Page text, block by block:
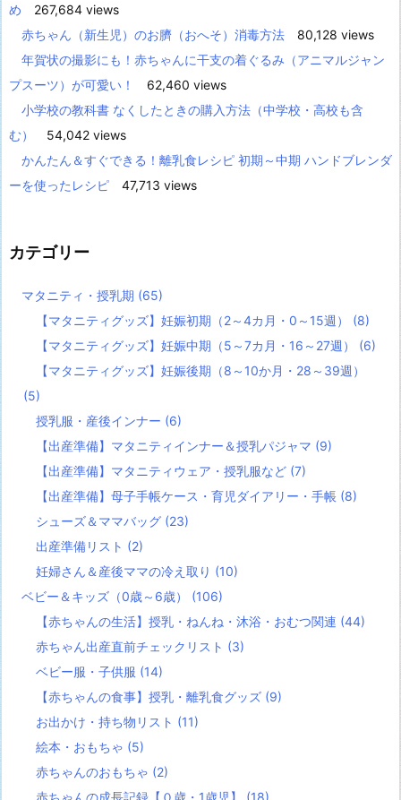
め
267,684 views
赤ちゃん（新生児）のお臍（おへそ）消毒方法
80,128 views
年賀状の撮影にも！赤ちゃんに干支の着ぐるみ（アニマルジャン
プスーツ）が可愛い！
62,460 views
小学校の教科書 なくしたときの購入方法（中学校・高校も含
む）
54,042 views
かんたん＆すぐできる！離乳食レシピ 初期～中期 ハンドブレンダ
ーを使ったレシピ
47,713 views
カテゴリー
マタニティ・授乳期 (65)
【マタニティグッズ】妊娠初期（2～4カ月・0～15週） (8)
【マタニティグッズ】妊娠中期（5～7カ月・16～27週） (6)
【マタニティグッズ】妊娠後期（8～10か月・28～39週）
(5)
授乳服・産後インナー (6)
【出産準備】マタニティインナー＆授乳パジャマ (9)
【出産準備】マタニティウェア・授乳服など (7)
【出産準備】母子手帳ケース・育児ダイアリー・手帳 (8)
シューズ＆ママバッグ (23)
出産準備リスト (2)
妊婦さん＆産後ママの冷え取り (10)
ベビー＆キッズ（0歳～6歳） (106)
【赤ちゃんの生活】授乳・ねんね・沐浴・おむつ関連 (44)
赤ちゃん出産直前チェックリスト (3)
ベビー服・子供服 (14)
【赤ちゃんの食事】授乳・離乳食グッズ (9)
お出かけ・持ち物リスト (11)
絵本・おもちゃ (5)
赤ちゃんのおもちゃ (2)
赤ちゃんの成長記録【０歳・1歳児】 (18)